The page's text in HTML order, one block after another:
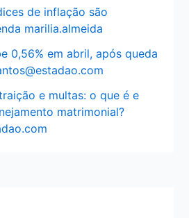
de inflação são
marilia.almeida
0,56% em abril, após queda
e multas: o que é e
matrimonial?